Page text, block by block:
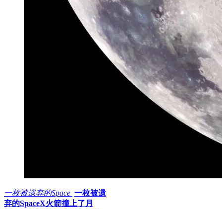
一枚被遗弃的Space 一枚被遗
弃的SpaceX火箭撞上了月